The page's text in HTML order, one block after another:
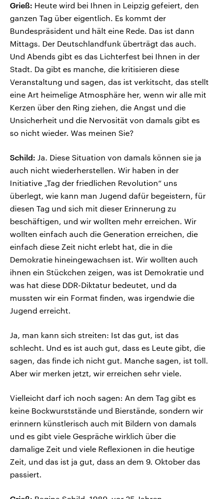
Grieß: Heute wird bei Ihnen in Leipzig gefeiert, den
ganzen Tag über eigentlich. Es kommt der
Bundespräsident und hält eine Rede. Das ist dann
Mittags. Der Deutschlandfunk überträgt das auch.
Und Abends gibt es das Lichterfest bei Ihnen in der
Stadt. Da gibt es manche, die kritisieren diese
Veranstaltung und sagen, das ist verkitscht, das stellt
eine Art heimelige Atmosphäre her, wenn wir alle mit
Kerzen über den Ring ziehen, die Angst und die
Unsicherheit und die Nervosität von damals gibt es
so nicht wieder. Was meinen Sie?
Schild: Ja. Diese Situation von damals können sie ja
auch nicht wiederherstellen. Wir haben in der
Initiative „Tag der friedlichen Revolution“ uns
überlegt, wie kann man Jugend dafür begeistern, für
diesen Tag und sich mit dieser Erinnerung zu
beschäftigen, und wir wollten mehr erreichen. Wir
wollten einfach auch die Generation erreichen, die
einfach diese Zeit nicht erlebt hat, die in die
Demokratie hineingewachsen ist. Wir wollten auch
ihnen ein Stückchen zeigen, was ist Demokratie und
was hat diese DDR-Diktatur bedeutet, und da
mussten wir ein Format finden, was irgendwie die
Jugend erreicht.
Ja, man kann sich streiten: Ist das gut, ist das
schlecht. Und es ist auch gut, dass es Leute gibt, die
sagen, das finde ich nicht gut. Manche sagen, ist toll.
Aber wir merken jetzt, wir erreichen sehr viele.
Vielleicht darf ich noch sagen: An dem Tag gibt es
keine Bockwurststände und Bierstände, sondern wir
erinnern künstlerisch auch mit Bildern von damals
und es gibt viele Gespräche wirklich über die
damalige Zeit und viele Reflexionen in die heutige
Zeit, und das ist ja gut, dass an dem 9. Oktober das
passiert.